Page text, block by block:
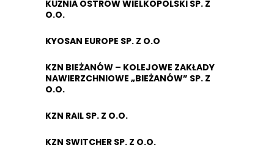
KUŹNIA OSTRÓW WIELKOPOLSKI SP. Z
O.O.
KYOSAN EUROPE SP. Z O.O
KZN BIEŻANÓW – KOLEJOWE ZAKŁADY
NAWIERZCHNIOWE „BIEŻANÓW” SP. Z
O.O.
KZN RAIL SP. Z O.O.
KZN SWITCHER SP. Z O.O.